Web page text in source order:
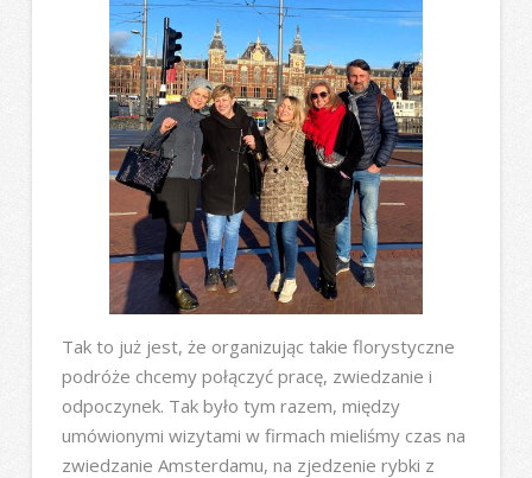
Tak to już jest, że organizując takie florystyczne
podróże chcemy połączyć pracę, zwiedzanie i
odpoczynek. Tak było tym razem, między
umówionymi wizytami w firmach mieliśmy czas na
zwiedzanie Amsterdamu, na zjedzenie rybki z